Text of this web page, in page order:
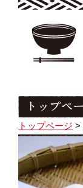
トップページ >